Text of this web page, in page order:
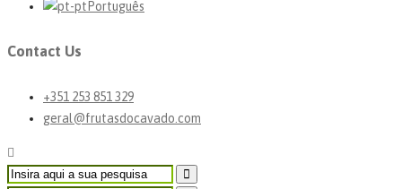
Português
Contact Us
+351 253 851 329
geral@frutasdocavado.com